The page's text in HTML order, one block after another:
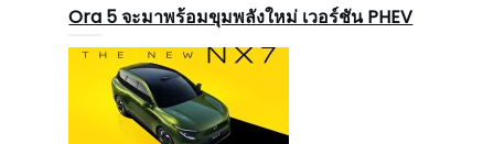
Ora 5 จะมาพร้อมขุมพลังใหม่ เวอร์ชัน PHEV